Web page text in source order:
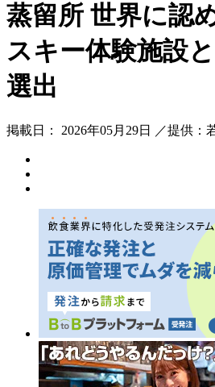
蒸留所 世界に認
スキー体験施設
選出
掲載日： 2026年05月29日 ／提供：